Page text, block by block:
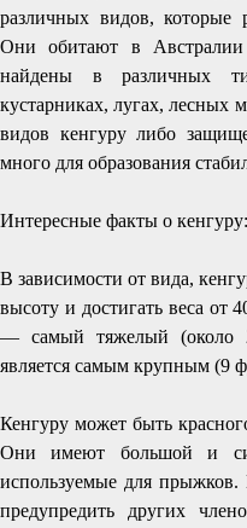
различных видов, которые
Они обитают в
найдены в различных
кустарниках, лугах, лесных
видов кенгуру либо
много для образования
Интересные факты о кенгуру:
В зависимости от вида,
высоту и достигать веса от
— самый тяжелый (около
является самым крупным (9
Кенгуру может быть
Они имеют большой и
используемые для прыжков.
предупредить других